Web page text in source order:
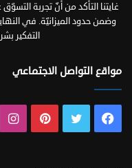
غايتنا التأكد من أنّ تجربة
وضمن حدود الميزانيّة. في
التفكير
مواقع التواصل الاجتماعي
فيسبوك تويتر بينتيريست